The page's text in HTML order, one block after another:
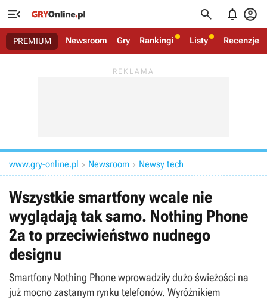
   
PREMIUM Newsroom Gry Rankingi Listy Recenzje
www.gry-online.pl  Newsroom  Newsy tech
Wszystkie smartfony wcale nie
wyglądają tak samo. Nothing Phone
2a to przeciwieństwo nudnego
designu
Smartfony Nothing Phone wprowadziły dużo świeżości na
już mocno zastanym rynku telefonów. Wyróżnikiem